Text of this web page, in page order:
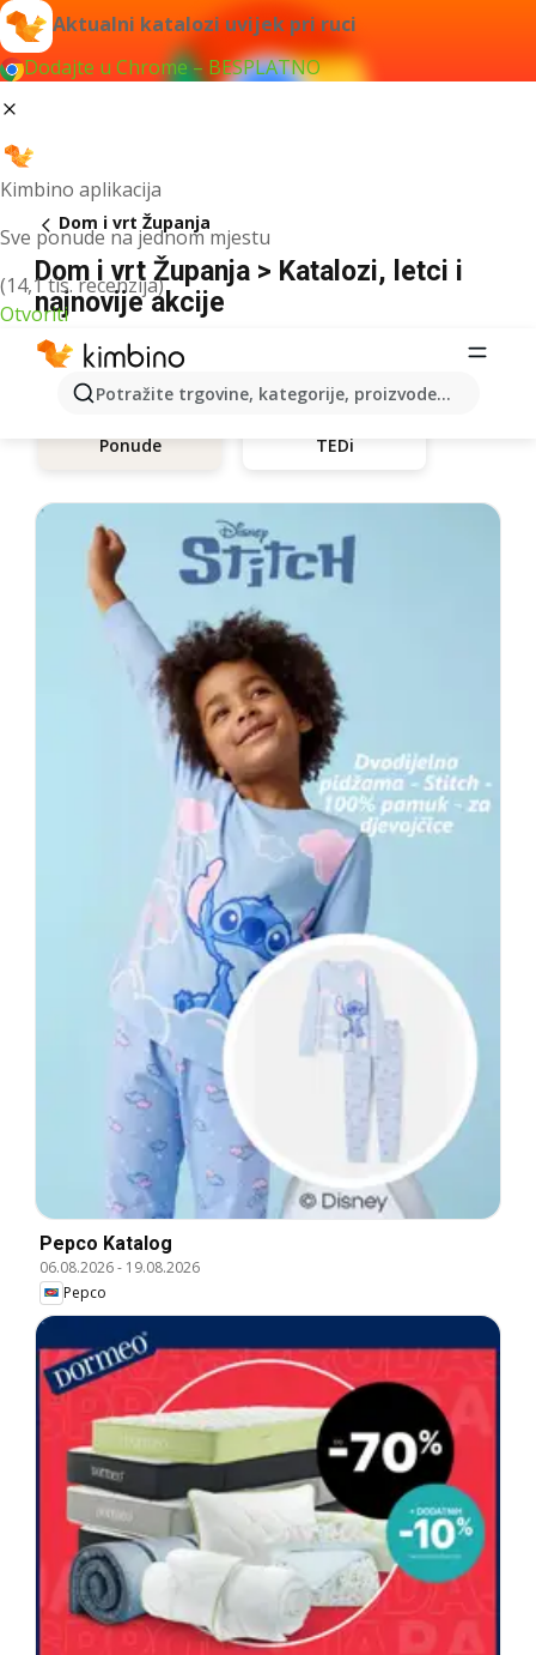
Aktualni katalozi uvijek pri ruci
Dodajte u Chrome – BESPLATNO
Kimbino aplikacija
Sve ponude na jednom mjestu
(14,1 tis. recenzija)
Otvoriti
Potražite trgovine, kategorije, proizvode...
Dom i vrt Županja
Dom i vrt Županja > Katalozi, letci i
najnovije akcije
Ponude TEDi
Pepco Katalog
06.08.2026- 19.08.2026
Pepco